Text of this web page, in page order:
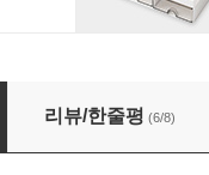
그래밍
리뷰/한줄평 (6/8)